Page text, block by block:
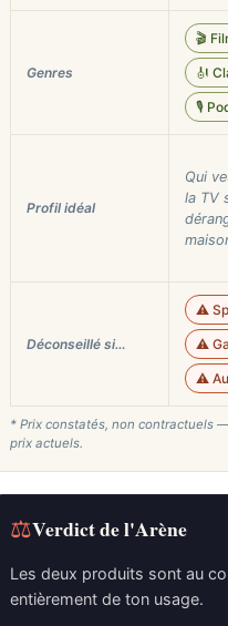
Genres
🎬
🎻
🎙️
Profil idéal
Qui
la TV
Déconseillé si…
⚠️
⚠️
⚠️
* Prix constatés, non contractuels
prix actuels.
⚖Verdict de l'Arène
Les deux produits sont au
entièrement de ton usage.